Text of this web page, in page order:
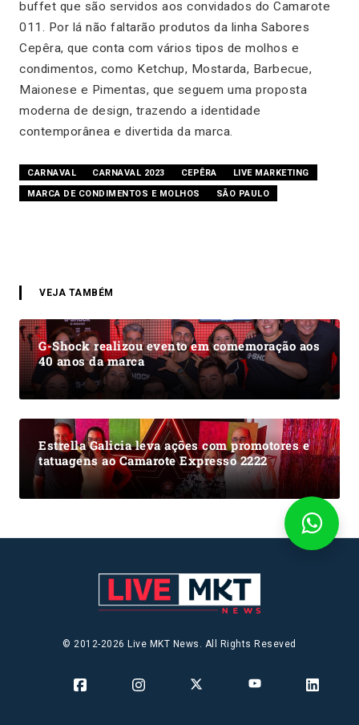
buffet que são servidos aos convidados do Camarote
011. Por lá não faltarão produtos da linha Sabores
Cepêra, que conta com vários tipos de molhos e
condimentos, como Ketchup, Mostarda, Barbecue,
Maionese e Pimentas, que seguem uma proposta
moderna de design, trazendo a identidade
contemporânea e divertida da marca.
CARNAVAL CARNAVAL 2023 CEPÊRA
LIVE MARKETING
MARCA DE CONDIMENTOS E MOLHOS
SÃO PAULO
VEJA TAMBÉM
G-Shock realizou evento em comemoração aos
40 anos da marca
Estrella Galicia leva ações com promotores e
tatuagens ao Camarote Expresso 2222
© 2012-2026 Live MKT News. All Rights Reseved